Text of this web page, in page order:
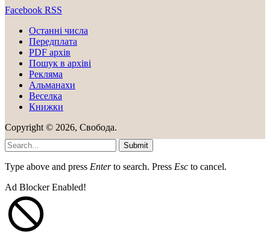
Facebook RSS
Останні числа
Передплата
PDF aрхів
Пошук в архіві
Рекляма
Альманахи
Веселка
Книжки
Copyright © 2026, Свобода.
Submit
Type above and press Enterto search. Press Esc to cancel.
Ad Blocker Enabled!